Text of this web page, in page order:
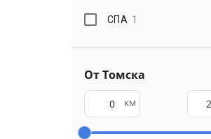
СПА 1
От Томска
км